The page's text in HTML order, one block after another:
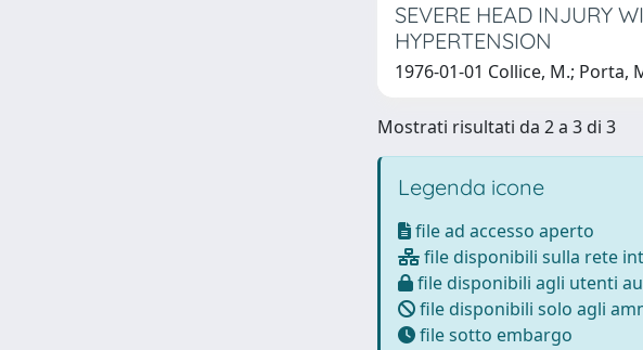
SEVERE HEAD INJURY
HYPERTENSION
1976-01-01 Collice, M.; Porta,
Mostrati risultati da 2 a 3 di 3
Legenda icone
file ad accesso aperto
file disponibili sulla rete
file disponibili agli utenti
file disponibili solo agli
file sotto embargo